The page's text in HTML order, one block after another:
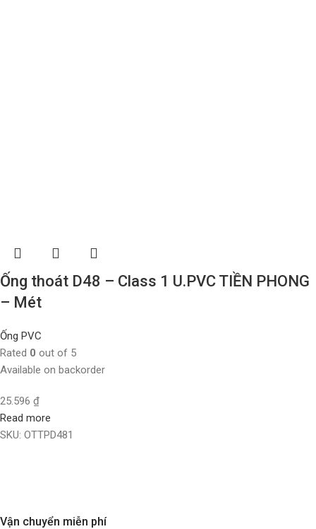
Ống thoát D48 – Class 1 U.PVC TIỀN PHONG
– Mét
Ống PVC
Rated 0 out of 5
Available on backorder
25.596 ₫
Read more
SKU: OTTPD481
Vận chuyển miễn phí